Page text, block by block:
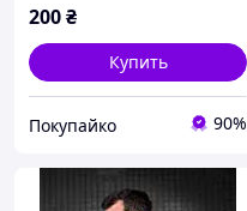
200₴
Купить
Покупайко 90%